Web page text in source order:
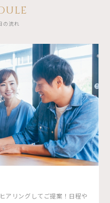
の流れ
アリングしてご提案！日程や